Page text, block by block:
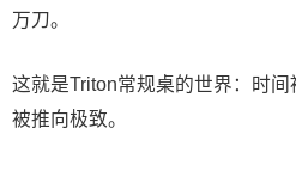
万刀。
这就是Triton常规桌的世界：时
被推向极致。